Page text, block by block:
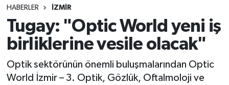
HABERLER İZMIR
Tugay: "Optic World yeni iş
birliklerine vesile olacak"
Optik sektörünün önemli buluşmalarından Optic
World İzmir – 3. Optik, Gözlük, Oftalmoloji ve
Tüm Manşetler
Son Dakika Haberleri
Haber Arşivi